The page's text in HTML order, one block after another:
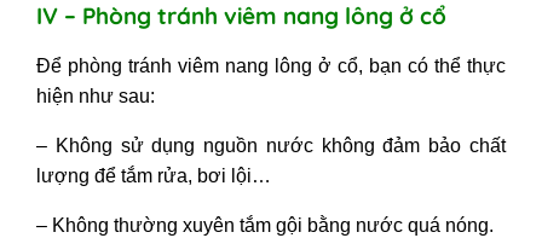
IV – Phòng tránh viêm nang lông ở cổ
Để phòng tránh viêm nang lông ở cổ, bạn có thể thực
hiện như sau:
– Không sử dụng nguồn nước không đảm bảo chất
lượng để tắm rửa, bơi lội…
– Không thường xuyên tắm gội bằng nước quá nóng.